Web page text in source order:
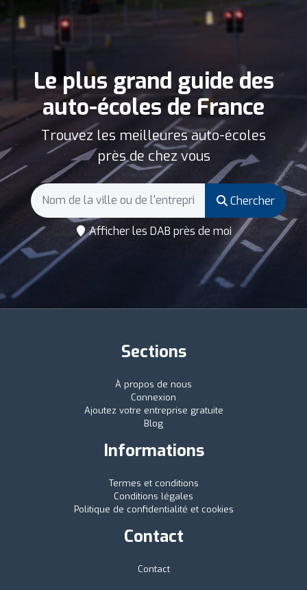
Le plus grand guide des
auto-écoles de France
Trouvez les meilleures auto-écoles
près de chez vous
Chercher
Afficher les DAB près de moi
Sections
À propos de nous
Connexion
Ajoutez votre entreprise gratuite
Blog
Informations
Termes et conditions
Conditions légales
Politique de confidentialité et cookies
Contact
Contact